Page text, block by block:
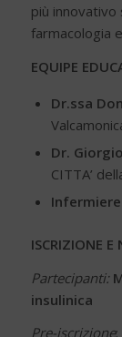
più innovativo
farmacologia
EQUIPE
Dr.ssa
Dr.
CITTA’
ISCRIZIONE E
Partecipanti:
insulinica
Pre-iscrizione: